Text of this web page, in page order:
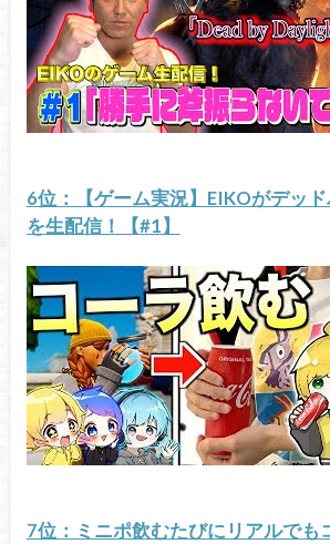
6位：【ゲーム実況】EIKOがデッ
を生配信！【#1】
7位：ミニポ飲むたびにリアルでも